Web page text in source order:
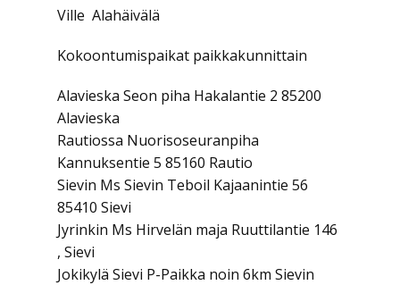
Ville Alahäivälä
Kokoontumispaikat paikkakunnittain
Alavieska Seon piha Hakalantie 2 85200
Alavieska
Rautiossa Nuorisoseuranpiha
Kannuksentie 5 85160 Rautio
Sievin Ms Sievin Teboil Kajaanintie 56
85410 Sievi
Jyrinkin Ms Hirvelän maja Ruuttilantie 146
, Sievi
Jokikylä Sievi P-Paikka noin 6km Sievin